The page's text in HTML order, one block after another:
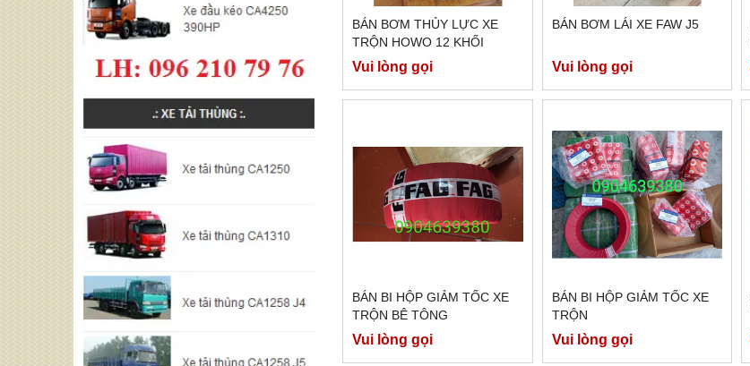
BÁN BƠM THỦY LỰC XE
TRỘN HOWO 12 KHỐI
Vui lòng gọi
BÁN BƠM LÁI XE FAW J5
Vui lòng gọi
BÁN BI HỘP GIẢM TỐC XE
TRỘN BÊ TÔNG
Vui lòng gọi
BÁN BI HỘP GIẢM TỐC XE
TRỘN
Vui lòng gọi